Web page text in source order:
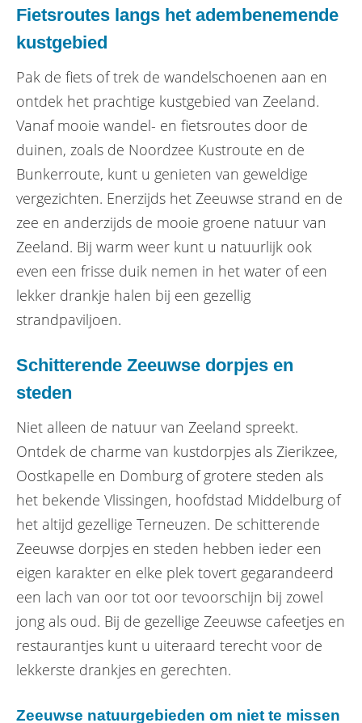
Fietsroutes langs het adembenemende
kustgebied
Pak de fiets of trek de wandelschoenen aan en
ontdek het prachtige kustgebied van Zeeland.
Vanaf mooie wandel- en fietsroutes door de
duinen, zoals de Noordzee Kustroute en de
Bunkerroute, kunt u genieten van geweldige
vergezichten. Enerzijds het Zeeuwse strand en de
zee en anderzijds de mooie groene natuur van
Zeeland. Bij warm weer kunt u natuurlijk ook
even een frisse duik nemen in het water of een
lekker drankje halen bij een gezellig
strandpaviljoen.
Schitterende Zeeuwse dorpjes en
steden
Niet alleen de natuur van Zeeland spreekt.
Ontdek de charme van kustdorpjes als Zierikzee,
Oostkapelle en Domburg of grotere steden als
het bekende Vlissingen, hoofdstad Middelburg of
het altijd gezellige Terneuzen. De schitterende
Zeeuwse dorpjes en steden hebben ieder een
eigen karakter en elke plek tovert gegarandeerd
een lach van oor tot oor tevoorschijn bij zowel
jong als oud. Bij de gezellige Zeeuwse cafeetjes en
restaurantjes kunt u uiteraard terecht voor de
lekkerste drankjes en gerechten.
Zeeuwse natuurgebieden om niet te missen